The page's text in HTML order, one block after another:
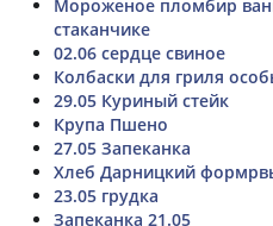
Мороженое пломбир
стаканчике
02.06 сердце свиное
Колбаски для гриля
29.05 Куриный стейк
Крупа Пшено
27.05 Запеканка
Хлеб Дарницкий
23.05 грудка
Запеканка 21.05